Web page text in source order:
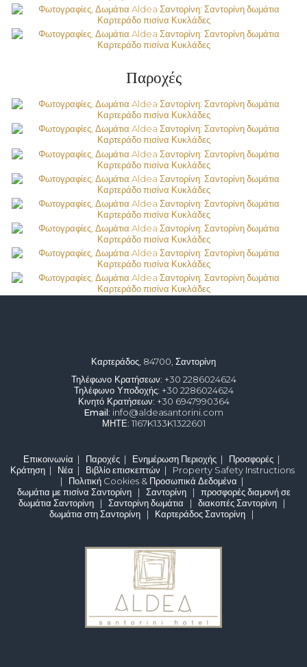
Παροχές
Καρτεράδος, 84700, Σαντορίνη
Τηλέφωνο Κρατήσεων: +30 2286024624
Τηλέφωνο Υποδοχής: +30 2286024624
Κινητό Κρατήσεων: +30 6947990364
Email: info@aldeasantorini.com
ΜΗΤΕ: 1167K133K1322601
Επικοινωνία | Παροχές | Ενημέρωση Περιοχής | Προσφορές |
Κράτηση | Νέα | Βιβλίο επισκεπτών | Property Safety Instructions
| Πολιτική Cookies & Προσωπικά Δεδομένα |
δωμάτια με πισίνα Σαντορίνη| Σαντορίνη| προσφορές διαμονή σε
δωμάτια Σαντορίνη| Σαντορίνη δωμάτια | διακοπές Σαντορίνη|
δωμάτια στη Σαντορίνη | Καρτεράδος Σαντορίνη |